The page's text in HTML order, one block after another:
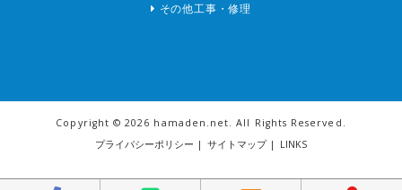
その他工事・修理
Copyright ©2026 hamaden.net. All Rights Reserved.
プライバシーポリシー | サイトマップ| LINKS